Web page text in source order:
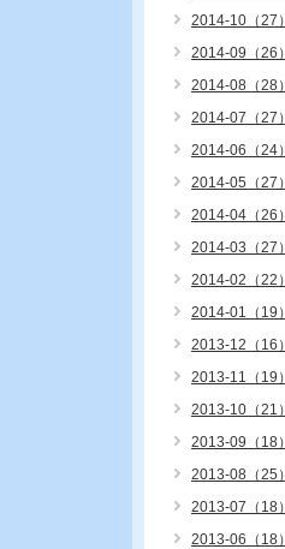
2014-10（27）
2014-09（26）
2014-08（28）
2014-07（27）
2014-06（24）
2014-05（27）
2014-04（26）
2014-03（27）
2014-02（22）
2014-01（19）
2013-12（16）
2013-11（19）
2013-10（21）
2013-09（18）
2013-08（25）
2013-07（18）
2013-06（18）